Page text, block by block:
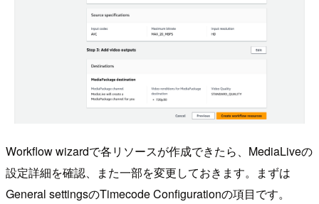
Workflow wizardで各リソースが作成できたら、MediaLiveの
設定詳細を確認、また一部を変更しておきます。まずは
General settingsのTimecode Configurationの項目です。